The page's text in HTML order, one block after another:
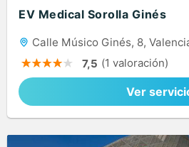
EV Medical Sorolla Ginés
Calle Músico Ginés, 8,
7,5 (1 valoración)
Ver